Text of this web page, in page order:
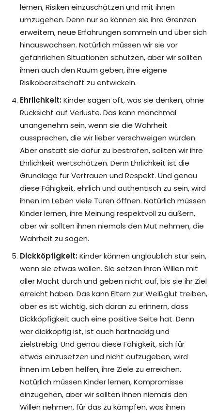
lernen, Risiken einzuschätzen und mit ihnen
umzugehen. Denn nur so können sie ihre Grenzen
erweitern, neue Erfahrungen sammeln und über sich
hinauswachsen. Natürlich müssen wir sie vor
gefährlichen Situationen schützen, aber wir sollten
ihnen auch den Raum geben, ihre eigene
Risikobereitschaft zu entwickeln.
Ehrlichkeit:Kinder sagen oft, was sie denken, ohne
Rücksicht auf Verluste. Das kann manchmal
unangenehm sein, wenn sie die Wahrheit
aussprechen, die wir lieber verschweigen würden.
Aber anstatt sie dafür zu bestrafen, sollten wir ihre
Ehrlichkeit wertschätzen. Denn Ehrlichkeit ist die
Grundlage für Vertrauen und Respekt. Und genau
diese Fähigkeit, ehrlich und authentisch zu sein, wird
ihnen im Leben viele Türen öffnen. Natürlich müssen
Kinder lernen, ihre Meinung respektvoll zu äußern,
aber wir sollten ihnen niemals den Mut nehmen, die
Wahrheit zu sagen.
Dickköpfigkeit:Kinder können unglaublich stur sein,
wenn sie etwas wollen. Sie setzen ihren Willen mit
aller Macht durch und geben nicht auf, bis sie ihr Ziel
erreicht haben. Das kann Eltern zur Weißglut treiben,
aber es ist wichtig, sich daran zu erinnern, dass
Dickköpfigkeit auch eine positive Seite hat. Denn
wer dickköpfig ist, ist auch hartnäckig und
zielstrebig. Und genau diese Fähigkeit, sich für
etwas einzusetzen und nicht aufzugeben, wird
ihnen im Leben helfen, ihre Ziele zu erreichen.
Natürlich müssen Kinder lernen, Kompromisse
einzugehen, aber wir sollten ihnen niemals den
Willen nehmen, für das zu kämpfen, was ihnen